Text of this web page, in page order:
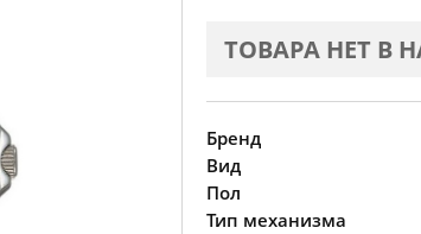
ТОВАРА НЕТ В
Бренд
Вид
Пол
Тип механизма